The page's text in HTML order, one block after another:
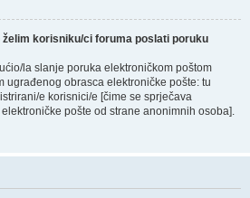
korisniku/ci foruma poslati poruku
la slanje poruka elektroničkom poštom
ugrađenog obrasca elektroničke pošte: tu
e korisnici/e [čime se sprječava
pošte od strane anonimnih osoba].